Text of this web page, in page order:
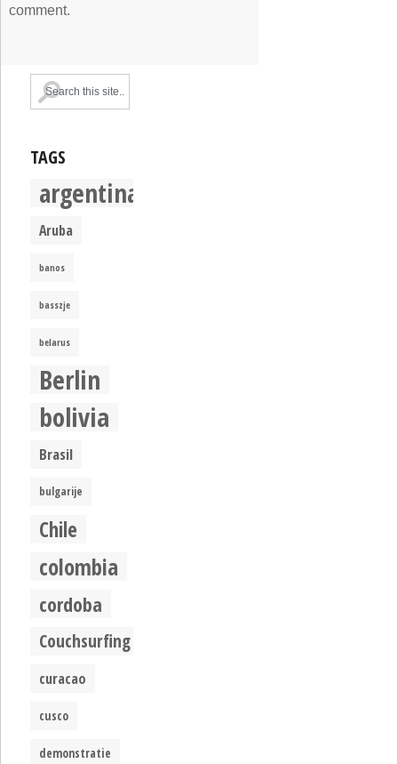
comment.
TAGS
argentina
Aruba
banos
basszje
belarus
Berlin
bolivia
Brasil
bulgarije
Chile
colombia
cordoba
Couchsurfing
curacao
cusco
demonstratie